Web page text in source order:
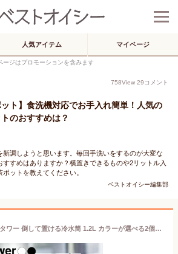
人気アイテム マイページ
ージはプロモーションを含みます
758View 29コメント
ット】食洗機対応でお手入れ簡単！人気の
のおすすめは？
調しようと思います。毎回手洗いをするのが大変な
すめはありますか？横置きできるものや2リットル入
ットを教えてください。
ベストオイシー編集部
山崎実業 tower タワー 倒して置ける冷水筒 1.2L カラーが選べる2個セット ｜ 5724/5725 麦茶ポット 食洗機対応 横置き 横置き 四角 お茶ポット シンプル モダン